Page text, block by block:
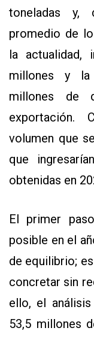
toneladas y,
promedio de
la actualidad,
millones y la
millones de
exportación.
volumen que
que
obtenidas en
El primer
posible en el
de equilibrio;
concretar sin
ello, el
53,5 millones